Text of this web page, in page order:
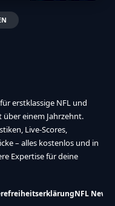
erstklassige NFL und
einem Jahrzehnt.
Live-Scores,
– alles kostenlos und in
Expertise für deine
NFL News